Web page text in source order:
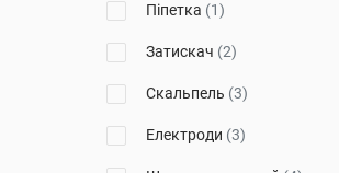
Б.Браун Мілсанджен ЕйДжі
TECHNOCLIP
Китай(1)
Медбар Тіббі Малземелер
Піпетка (1)
Затискач (2)
Скальпель (3)
Електроди (3)